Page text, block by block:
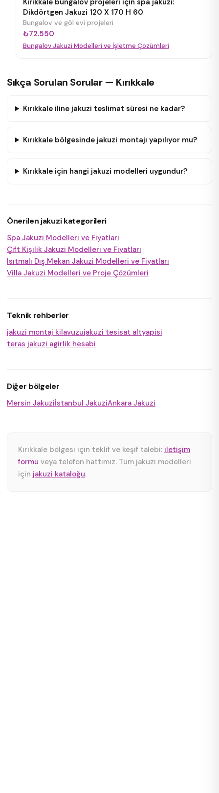
Kırıkkale bungalov projeleri için spa jakuzi:
Dikdörtgen Jakuzi 120 X 170 H 60
Bungalov ve göl evi projeleri
₺72.550
Bungalov Jakuzi Modelleri ve İşletme Çözümleri
Sıkça Sorulan Sorular — Kırıkkale
Kırıkkale iline jakuzi teslimat süresi ne kadar?
Kırıkkale bölgesinde jakuzi montajı yapılıyor mu?
Kırıkkale için hangi jakuzi modelleri uygundur?
Önerilen jakuzi kategorileri
Spa Jakuzi Modelleri ve Fiyatları
Çift Kişilik Jakuzi Modelleri ve Fiyatları
Isıtmalı Dış Mekan Jakuzi Modelleri ve Fiyatları
Villa Jakuzi Modelleri ve Proje Çözümleri
Teknik rehberler
jakuzi montaj kilavuzujakuzi tesisat altyapisi
teras jakuzi agirlik hesabi
Diğer bölgeler
Mersin Jakuziİstanbul JakuziAnkara Jakuzi
Kırıkkale bölgesi için teklif ve keşif talebi: iletişim
formu veya telefon hattımız. Tüm jakuzi modelleri
için jakuzi kataloğu.